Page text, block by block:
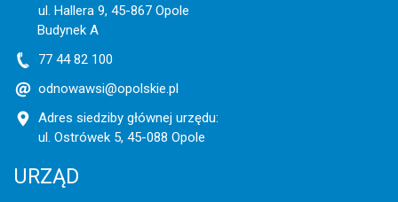
ul. Hallera 9, 45-867 Opole
Budynek A
77 44 82 100
odnowawsi@opolskie.pl
Adres siedziby głównej urzędu:
ul. Ostrówek 5, 45-088 Opole
URZĄD